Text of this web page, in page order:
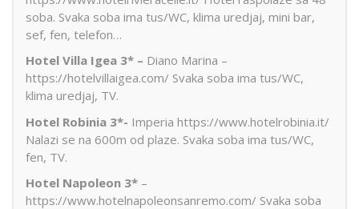
soba. Svaka soba ima tus/WC, klima uredjaj, mini bar,
sef, fen, telefon…
Hotel Villa Igea 3* – Diano Marina –
https://hotelvillaigea.com/ Svaka soba ima tus/WC,
klima uredjaj, TV.
Hotel Robinia 3*- Imperia https://www.hotelrobinia.it/
Nalazi se na 600m od plaze. Svaka soba ima tus/WC,
fen, TV.
Hotel Napoleon 3* –
https://www.hotelnapoleonsanremo.com/ Svaka soba